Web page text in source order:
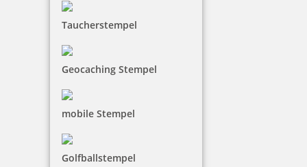
Taucherstempel
Geocaching Stempel
mobile Stempel
Golfballstempel